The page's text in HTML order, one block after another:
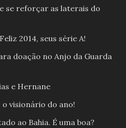
se reforçar as laterais do
2014, seus série A!
doação no Anjo da Guarda
e Hernane
o visionário do ano!
ao Bahia. É uma boa?